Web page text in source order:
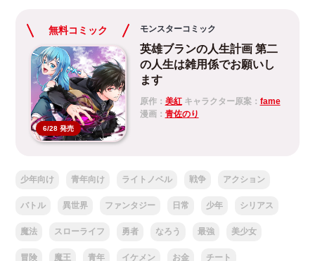
無料コミック
6/28 発売
モンスターコミック
英雄ブランの人生計画 第二
の人生は雑用係でお願いし
ます
原作： 美紅キャラクター原案： fame
漫画： 青佐のり
少年向け 青年向け ライトノベル 戦争 アクション
バトル 異世界 ファンタジー 日常 少年 シリアス
魔法 スローライフ 勇者 なろう 最強 美少女
冒険 魔王 青年 イケメン お金 チート